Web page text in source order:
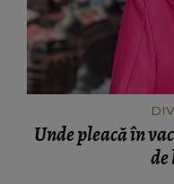
Unde pleacă în